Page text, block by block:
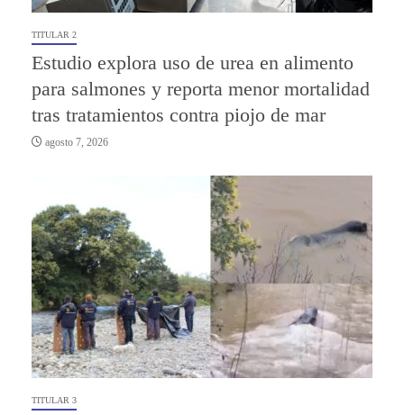
TITULAR 2
Estudio explora uso de urea en alimento
para salmones y reporta menor mortalidad
tras tratamientos contra piojo de mar
agosto 7, 2026
TITULAR 3